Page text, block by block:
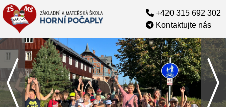
+420 315 692 302
Kontaktujte nás